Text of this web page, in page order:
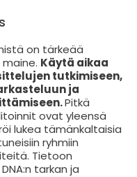
on tärkeää
Käytä aikaa
tutkimiseen,
ja
Pitkä
ovat yleensä
lukea tämänkaltaisia
ryhmiin
Tietoon
tarkan ja